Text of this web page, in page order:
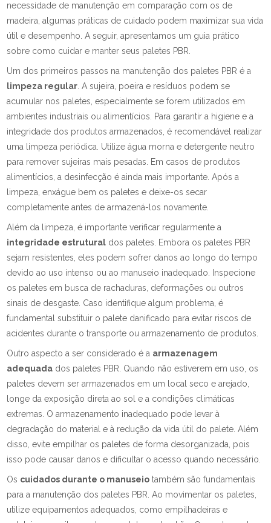
necessidade de manutenção em comparação com os de
madeira, algumas práticas de cuidado podem maximizar sua vida
útil e desempenho. A seguir, apresentamos um guia prático
sobre como cuidar e manter seus paletes PBR.
Um dos primeiros passos na manutenção dos paletes PBR é a
limpeza regular . A sujeira, poeira e resíduos podem se
acumular nos paletes, especialmente se forem utilizados em
ambientes industriais ou alimentícios. Para garantir a higiene e a
integridade dos produtos armazenados, é recomendável realizar
uma limpeza periódica. Utilize água morna e detergente neutro
para remover sujeiras mais pesadas. Em casos de produtos
alimentícios, a desinfecção é ainda mais importante. Após a
limpeza, enxágue bem os paletes e deixe-os secar
completamente antes de armazená-los novamente.
Além da limpeza, é importante verificar regularmente a
integridade estrutural dos paletes. Embora os paletes PBR
sejam resistentes, eles podem sofrer danos ao longo do tempo
devido ao uso intenso ou ao manuseio inadequado. Inspecione
os paletes em busca de rachaduras, deformações ou outros
sinais de desgaste. Caso identifique algum problema, é
fundamental substituir o palete danificado para evitar riscos de
acidentes durante o transporte ou armazenamento de produtos.
Outro aspecto a ser considerado é a armazenagem
adequada dos paletes PBR. Quando não estiverem em uso, os
paletes devem ser armazenados em um local seco e arejado,
longe da exposição direta ao sol e a condições climáticas
extremas. O armazenamento inadequado pode levar à
degradação do material e à redução da vida útil do palete. Além
disso, evite empilhar os paletes de forma desorganizada, pois
isso pode causar danos e dificultar o acesso quando necessário.
Os cuidados durante o manuseio também são fundamentais
para a manutenção dos paletes PBR. Ao movimentar os paletes,
utilize equipamentos adequados, como empilhadeiras e